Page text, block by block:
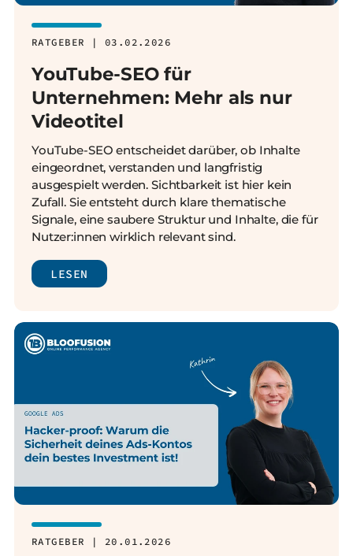
RATGEBER | 03.02.2026
YouTube-SEO für
Unternehmen: Mehr als nur
Videotitel
YouTube-SEO entscheidet darüber, ob Inhalte
eingeordnet, verstanden und langfristig
ausgespielt werden. Sichtbarkeit ist hier kein
Zufall. Sie entsteht durch klare thematische
Signale, eine saubere Struktur und Inhalte, die für
Nutzer:innen wirklich relevant sind.
LESEN
RATGEBER | 20.01.2026